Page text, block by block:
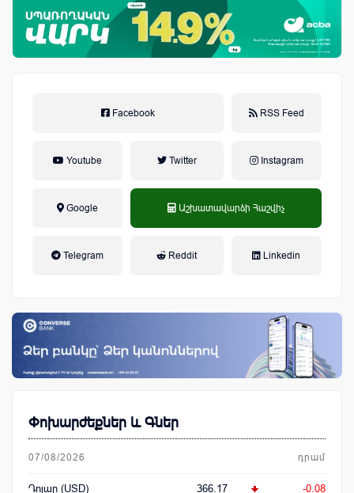
Facebook RSS Feed
Youtube Twitter Instagram
Google Աշխատավարձի Հաշվիչ
Telegram Reddit Linkedin
Փոխարժեքներ և Գներ
07/08/2026 դրամ
Դոլար (USD) 366.17 -0.08